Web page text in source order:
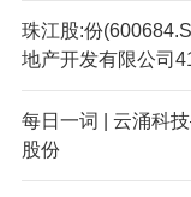
珠江股:份
地产开发有限公司
每日一词 | 云涌科
股份